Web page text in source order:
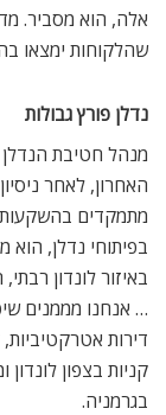
אלה, הוא מסביר.
שהלקוחות ימצאו
נדלן פורץ גבולות
מנהל חטיבת
האחרון, לאחר
מתמקדים בהשקעות
בפיתוחי נדלן, הוא
… אנחנו מממנים
דירות
קניות בצפון
בגרמניה.